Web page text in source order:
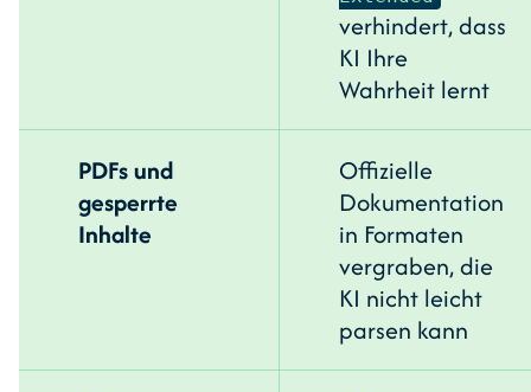
verhindert, dass
KI Ihre
Wahrheit lernt
PDFs und
gesperrte
Inhalte
Offizielle
Dokumentation
in Formaten
vergraben, die
KI nicht leicht
parsen kann